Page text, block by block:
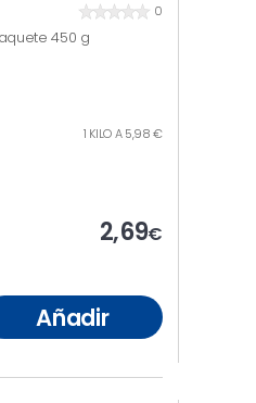
0
450 g
1 KILO A 5,98 €
2,69€
Añadir